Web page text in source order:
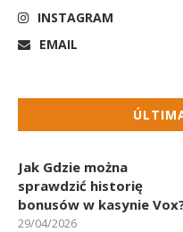
INSTAGRAM
EMAIL
Jak Gdzie można
sprawdzić historię
bonusów w kasynie
29/04/2026